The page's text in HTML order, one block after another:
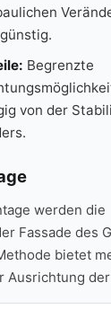
Begrenzte
von der
werden die
Fassade des
bietet
Ausrichtung